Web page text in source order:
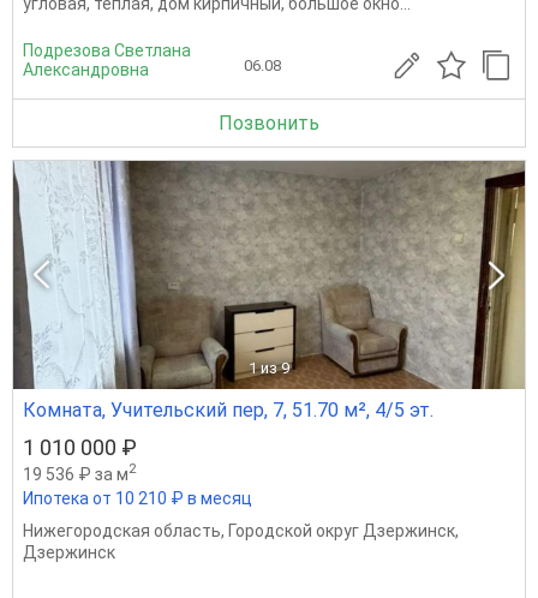
Подрезова Светлана
Александровна
06.08
Позвонить
1 из 9
Комната, Учительский пер, 7, 51.70 м², 4/5 эт.
1 010 000 ₽
19 536 ₽ за м2
Ипотека от 10 210 ₽ в месяц
Нижегородская область, Городской округ Дзержинск,
Дзержинск